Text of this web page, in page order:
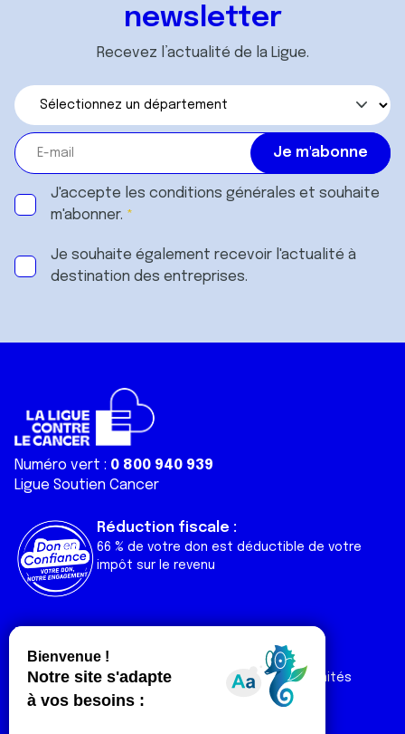
newsletter
Recevez l’actualité de la Ligue.
J'accepte les conditions générales et souhaite
m'abonner.
Je souhaite également recevoir l'actualité à
destination des entreprises.
Numéro vert : 0 800 940 939
Ligue Soutien Cancer
Réduction fiscale :
66 % de votre don est déductible de votre
impôt sur le revenu
Liens utiles
Nos actualités
Nos publications
Contact
Espace Ligue & comités
Espace chercheur